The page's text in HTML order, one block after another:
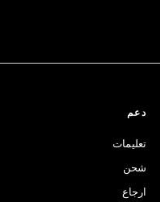
دعم
تعليمات
شحن
ارجاع